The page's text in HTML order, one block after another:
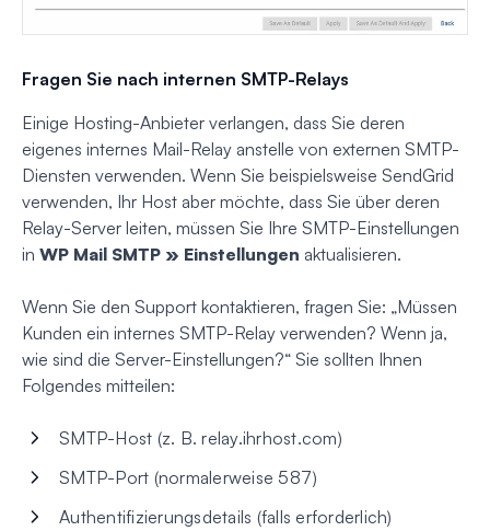
Fragen Sie nach internen SMTP-Relays
Einige Hosting-Anbieter verlangen, dass Sie deren
eigenes internes Mail-Relay anstelle von externen SMTP-
Diensten verwenden. Wenn Sie beispielsweise SendGrid
verwenden, Ihr Host aber möchte, dass Sie über deren
Relay-Server leiten, müssen Sie Ihre SMTP-Einstellungen
in WP Mail SMTP » Einstellungen aktualisieren.
Wenn Sie den Support kontaktieren, fragen Sie: „Müssen
Kunden ein internes SMTP-Relay verwenden? Wenn ja,
wie sind die Server-Einstellungen?“ Sie sollten Ihnen
Folgendes mitteilen:
SMTP-Host (z. B. relay.ihrhost.com)
SMTP-Port (normalerweise 587)
Authentifizierungsdetails (falls erforderlich)